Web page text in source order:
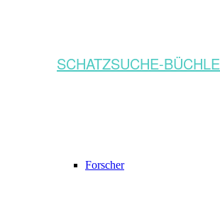
SCHATZSUCHE-
Forscher